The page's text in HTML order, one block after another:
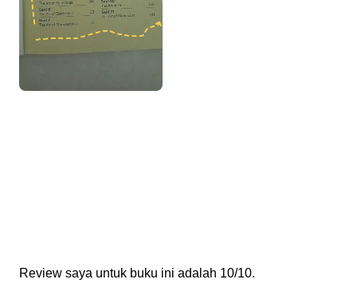
Review saya untuk buku ini adalah 10/10.